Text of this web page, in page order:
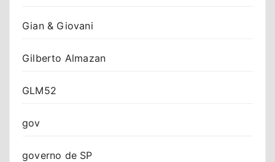
Gian & Giovani
Gilberto Almazan
GLM52
gov
governo de SP